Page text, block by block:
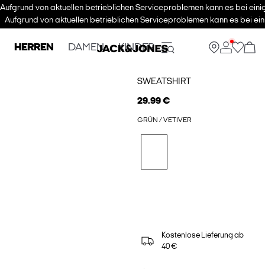
Aufgrund von aktuellen betrieblichen Serviceproblemen kann es bei
Aufgrund von aktuellen betrieblichen Serviceproblemen kann es bei
HERREN DAMEN KINDER
SWEATSHIRT
29.99 €
GRÜN / VETIVER
Kostenlose Lieferung ab
40 €